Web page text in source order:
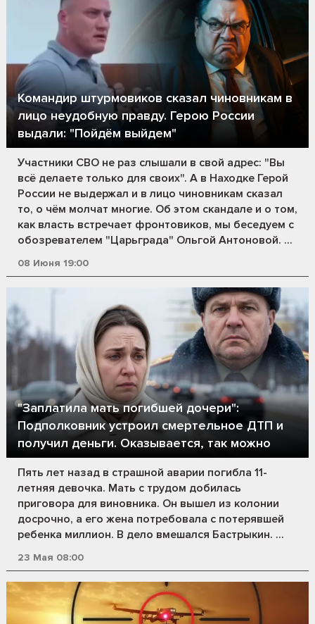
Командир штурмовиков сказал чиновникам в
лицо неудобную правду. Герою России
выдали: "Пойдём выйдем"
Участники СВО не раз слышали в свой адрес: "Вы
всё делаете только для своих". А в Находке Герой
России не выдержал и в лицо чиновникам сказал
то, о чём молчат многие. Об этом скандале и о том,
как власть встречает фронтовиков, мы беседуем с
обозревателем "Царьграда" Ольгой Антоновой. ...
08 Июня 19:00
"Заплатила мать погибшей дочери":
Подполковник устроил смертельное ДТП и
получил деньги. Оказывается, так можно
Пять лет назад в страшной аварии погибла 11-
летняя девочка. Мать с трудом добилась
приговора для виновника. Он вышел из колонии
досрочно, а его жена потребовала с потерявшей
ребенка миллион. В дело вмешался Бастрыкин. ...
23 Мая 08:00